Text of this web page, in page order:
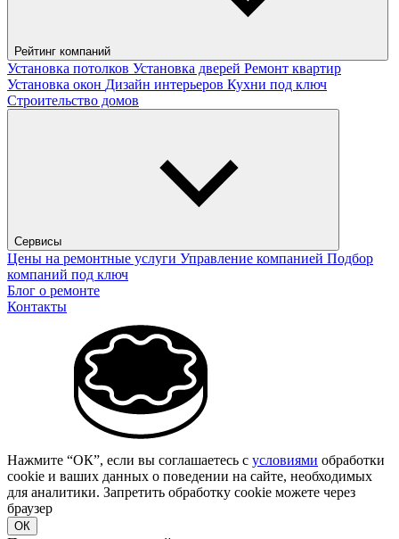
Рейтинг компаний
Установка потолков Установка дверей Ремонт квартир
Установка окон Дизайн интерьеров Кухни под ключ
Строительство домов
Сервисы
Цены на ремонтные услуги Управление компанией Подбор
компаний под ключ
Блог о ремонте
Контакты
Нажмите “ОК”, если вы соглашаетесь с условиями обработки
cookie и ваших данных о поведении на сайте, необходимых
для аналитики. Запретить обработку cookie можете через
браузер
ОК